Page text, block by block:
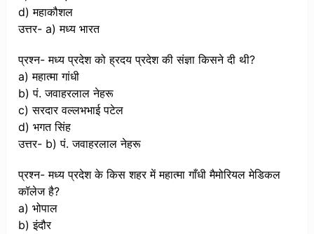
d) महाकौशल
उत्तर- a) मध्य भारत
प्रश्न- मध्य प्रदेश को ह्रदय प्रदेश की संज्ञा किसने दी थी?
a) महात्मा गांधी
b) पं. जवाहरलाल नेहरू
c) सरदार वल्लभभाई पटेल
d) भगत सिंह
उत्तर- b) पं. जवाहरलाल नेहरू
प्रश्न- मध्य प्रदेश के किस शहर में महात्मा गाँधी मैमोरियल मेडिकल
कॉलेज है?
a) भोपाल
b) इंदौर